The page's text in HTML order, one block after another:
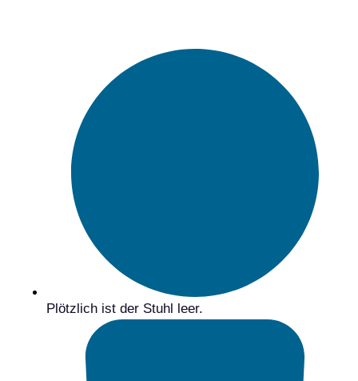
Plötzlich ist der Stuhl leer.